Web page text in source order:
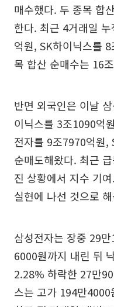
매수했다. 두 종목 합
한다. 최근 4거래일
억원, SK하이닉스를
목 합산 순매수는 16
반면 외국인은 이날
이닉스를 3조1090억
전자를 9조7970억원,
순매도해왔다. 최근
진 상황에서 지수 기
실현에 나선 것으로
삼성전자는 장중 29
6000원까지 내린 뒤
2.28% 하락한 27만
스는 고가 194만